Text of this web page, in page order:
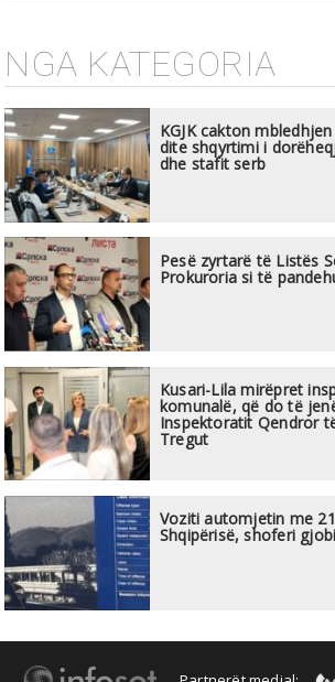
NGA KATEGORIA
KGJK cakton
dite shqyrtimi i
dhe stafit serb
Pesë zyrtarë të Listës
Prokuroria si të
Kusari-Lila mirëpret
komunalë, që do të
Inspektoratit Qendror
Tregut
Voziti automjetin me
Shqipërisë, shoferi